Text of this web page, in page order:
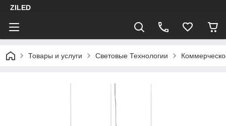
ZILED
Товары и услуги Световые Технологии